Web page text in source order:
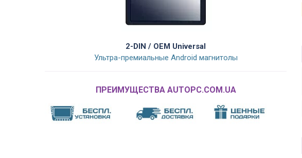
2-DIN / OEM Universal
Ультра-премиальные Android магнитолы
ПРЕИМУЩЕСТВА AUTOPC.COM.UA